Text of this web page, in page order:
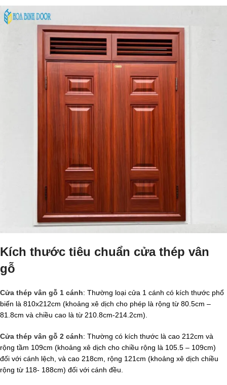
Kích thước tiêu chuẩn cửa thép vân
gỗ
Cửa thép vân gỗ 1 cánh: Thường loại cửa 1 cánh có kích thước phổ
biến là 810x212cm (khoảng xê dịch cho phép là rộng từ 80.5cm –
81.8cm và chiều cao là từ 210.8cm-214.2cm).
Cửa thép vân gỗ 2 cánh: Thường có kích thước là cao 212cm và
rộng tầm 109cm (khoảng xê dịch cho chiều rộng là 105.5 – 109cm)
đối với cánh lệch, và cao 218cm, rộng 121cm (khoảng xê dịch chiều
rộng từ 118- 188cm) đối với cánh đều.